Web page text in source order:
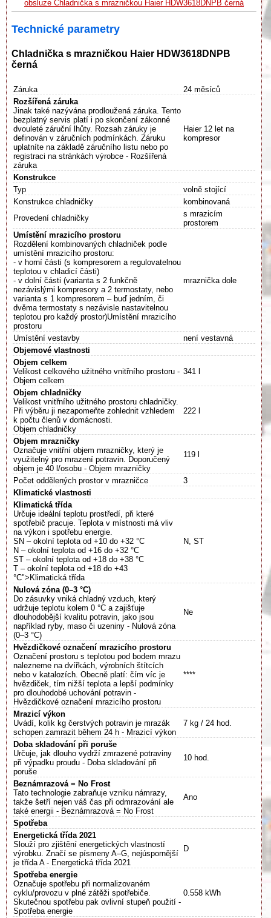
obsluze Chladnička s mrazničkou Haier HDW3618DNPB černá
Technické parametry
Chladnička s mrazničkou Haier HDW3618DNPB
černá
Záruka
24 měsíců
Rozšířená záruka
Jinak také nazývána prodloužená záruka. Tento
bezplatný servis platí i po skončení zákonné
dvouleté záruční lhůty. Rozsah záruky je
definován v záručních podmínkách. Záruku
uplatníte na základě záručního listu nebo po
registraci na stránkách výrobce - Rozšířená
záruka
Haier 12 let na
kompresor
Konstrukce
Typ
volně stojící
Konstrukce chladničky
kombinovaná
Provedení chladničky
s mrazicím
prostorem
Umístění mrazicího prostoru
Rozdělení kombinovaných chladniček podle
umístění mrazicího prostoru:
- v horní části (s kompresorem a regulovatelnou
teplotou v chladicí části)
- v dolní části (varianta s 2 funkčně
nezávislými kompresory a 2 termostaty, nebo
varianta s 1 kompresorem – buď jedním, či
dvěma termostaty s nezávisle nastavitelnou
teplotou pro každý prostor)Umístění mrazicího
prostoru
mraznička dole
Umístění vestavby
není vestavná
Objemové vlastnosti
Objem celkem
Velikost celkového užitného vnitřního prostoru -
Objem celkem
341 l
Objem chladničky
Velikost vnitřního užitného prostoru chladničky.
Při výběru ji nezapomeňte zohlednit vzhledem
k počtu členů v domácnosti.
Objem chladničky
222 l
Objem mrazničky
Označuje vnitřní objem mrazničky, který je
využitelný pro mrazení potravin. Doporučený
objem je 40 l/osobu - Objem mrazničky
119 l
Počet oddělených prostor v mrazničce
3
Klimatické vlastnosti
Klimatická třída
Určuje ideální teplotu prostředí, při které
spotřebič pracuje. Teplota v místnosti má vliv
na výkon i spotřebu energie.
SN – okolní teplota od +10 do +32 °C
N – okolní teplota od +16 do +32 °C
ST – okolní teplota od +18 do +38 °C
T – okolní teplota od +18 do +43
°C">Klimatická třída
N, ST
Nulová zóna (0–3 °C)
Do zásuvky vniká chladný vzduch, který
udržuje teplotu kolem 0 °C a zajišťuje
dlouhodobější kvalitu potravin, jako jsou
například ryby, maso či uzeniny - Nulová zóna
(0–3 °C)
Ne
Hvězdičkové označení mrazicího prostoru
Označení prostoru s teplotou pod bodem mrazu
nalezneme na dvířkách, výrobních štítcích
nebo v katalozích. Obecně platí: čím víc je
hvězdiček, tím nižší teplota a lepší podmínky
pro dlouhodobé uchování potravin -
Hvězdičkové označení mrazicího prostoru
****
Mrazicí výkon
Uvádí, kolik kg čerstvých potravin je mrazák
schopen zamrazit během 24 h - Mrazicí výkon
7 kg / 24 hod.
Doba skladování při poruše
Určuje, jak dlouho vydrží zmrazené potraviny
při výpadku proudu - Doba skladování při
poruše
10 hod.
Beznámrazová = No Frost
Tato technologie zabraňuje vzniku námrazy,
takže šetří nejen váš čas při odmrazování ale
také energii - Beznámrazová = No Frost
Ano
Spotřeba
Energetická třída 2021
Slouží pro zjištění energetických vlastností
výrobku. Značí se písmeny A–G, nejúspornější
je třída A - Energetická třída 2021
D
Spotřeba energie
Označuje spotřebu při normalizovaném
cyklu/provozu v plné zátěži spotřebiče.
Skutečnou spotřebu pak ovlivní stupeň použití -
Spotřeba energie
0.558 kWh